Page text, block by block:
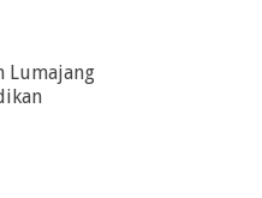
Lumajang